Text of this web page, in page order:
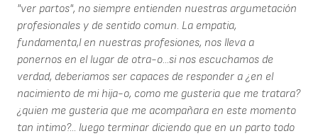
"ver partos", no siempre entienden nuestras argumetación
profesionales y de sentido comun. La empatia,
fundamenta,l en nuestras profesiones, nos lleva a
ponernos en el lugar de otra-o...si nos escuchamos de
verdad, deberiamos ser capaces de responder a ¿en el
nacimiento de mi hija-o, como me gusteria que me tratara?
¿quien me gusteria que me acompañara en este momento
tan intimo?... luego terminar diciendo que en un parto todo